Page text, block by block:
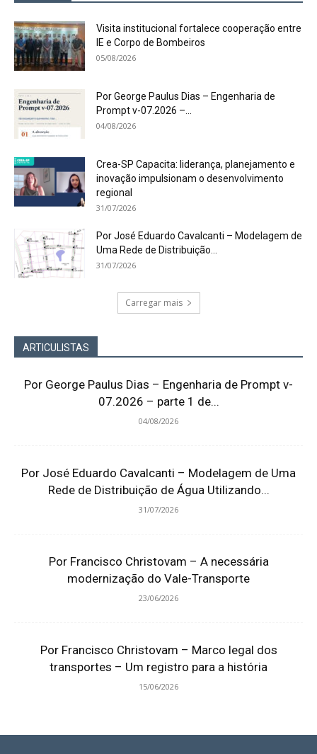
Visita institucional fortalece cooperação entre
IE e Corpo de Bombeiros
05/08/2026
Por George Paulus Dias – Engenharia de
Prompt v-07.2026 –...
04/08/2026
Crea-SP Capacita: liderança, planejamento e
inovação impulsionam o desenvolvimento
regional
31/07/2026
Por José Eduardo Cavalcanti – Modelagem de
Uma Rede de Distribuição...
31/07/2026
Carregar mais
ARTICULISTAS
Por George Paulus Dias – Engenharia de Prompt v-
07.2026 – parte 1 de...
04/08/2026
Por José Eduardo Cavalcanti – Modelagem de Uma
Rede de Distribuição de Água Utilizando...
31/07/2026
Por Francisco Christovam – A necessária
modernização do Vale-Transporte
23/06/2026
Por Francisco Christovam – Marco legal dos
transportes – Um registro para a história
15/06/2026